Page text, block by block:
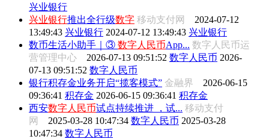
兴业银行
兴业银行推出全行级数字 移动支付网 2024-07-12
13:49:43 兴业银行 2024-07-12 13:49:43 兴业银行
数币生活小助手｜③ 数字人民币App... 数字人民币运
营管理中心 2026-07-13 09:51:52 数字人民币 2026-
07-13 09:51:52 数字人民币
银行积存金业务开启“揽客模式” 金融界 2026-06-15
09:36:41 积存金 2026-06-15 09:36:41 积存金
西安数字人民币试点持续推进 ，试... 移动支付
网 2025-03-28 10:47:34 数字人民币 2025-03-28
10:47:34 数字人民币